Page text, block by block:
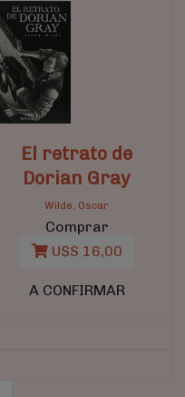
El retrato de
Dorian Gray
Wilde, Oscar
Comprar
U$S 16,00
A CONFIRMAR